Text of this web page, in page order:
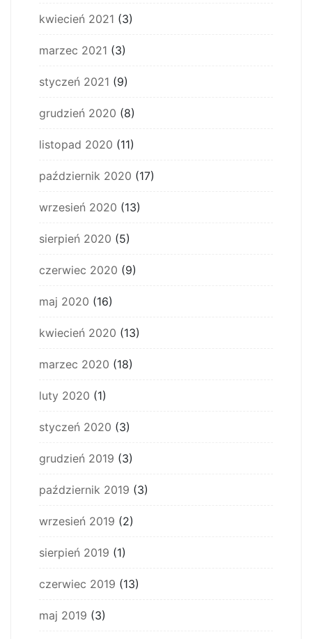
kwiecień 2021 (3)
marzec 2021 (3)
styczeń 2021 (9)
grudzień 2020 (8)
listopad 2020 (11)
październik 2020 (17)
wrzesień 2020 (13)
sierpień 2020 (5)
czerwiec 2020 (9)
maj 2020 (16)
kwiecień 2020 (13)
marzec 2020 (18)
luty 2020 (1)
styczeń 2020 (3)
grudzień 2019 (3)
październik 2019 (3)
wrzesień 2019 (2)
sierpień 2019 (1)
czerwiec 2019 (13)
maj 2019 (3)